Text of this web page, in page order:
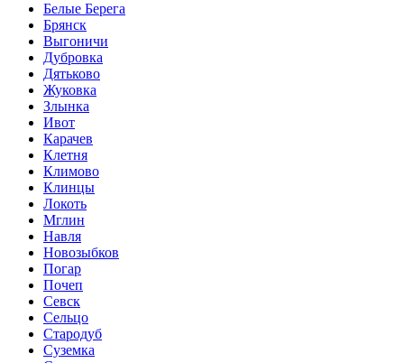
Белые Берега
Брянск
Выгоничи
Дубровка
Дятьково
Жуковка
Злынка
Ивот
Карачев
Клетня
Климово
Клинцы
Локоть
Мглин
Навля
Новозыбков
Погар
Почеп
Севск
Сельцо
Стародуб
Суземка